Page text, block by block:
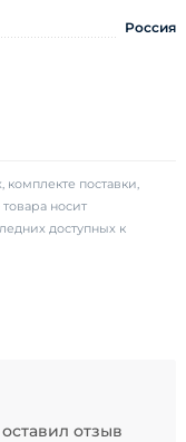
Россия
поставки,
носит
доступных к
отзыв